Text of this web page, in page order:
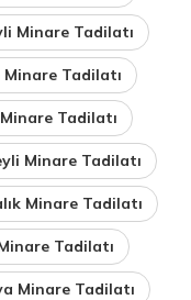
Minare Tadilatı
Minare Tadilatı
Tadilatı
Minare Tadilatı
Minare Tadilatı
Tadilatı
Minare Tadilatı